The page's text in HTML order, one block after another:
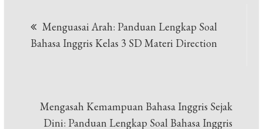
navigation
Menguasai Arah: Panduan Lengkap Soal
Bahasa Inggris Kelas 3 SD Materi Direction
Mengasah Kemampuan Bahasa Inggris Sejak
Dini: Panduan Lengkap Soal Bahasa Inggris